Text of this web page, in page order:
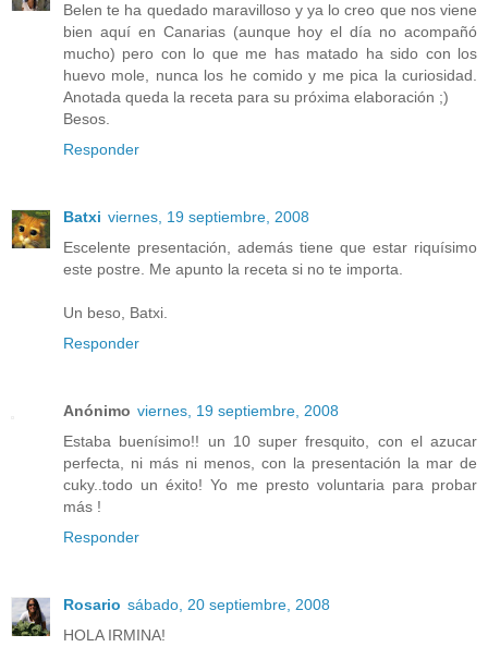
Belen te ha quedado maravilloso y ya lo creo que nos viene
bien aquí en Canarias (aunque hoy el día no acompañó
mucho) pero con lo que me has matado ha sido con los
huevo mole, nunca los he comido y me pica la curiosidad.
Anotada queda la receta para su próxima elaboración ;)
Besos.
Responder
Batxi viernes, 19 septiembre, 2008
Escelente presentación, además tiene que estar riquísimo
este postre. Me apunto la receta si no te importa.
Un beso, Batxi.
Responder
Anónimo viernes, 19 septiembre, 2008
Estaba buenísimo!! un 10 super fresquito, con el azucar
perfecta, ni más ni menos, con la presentación la mar de
cuky..todo un éxito! Yo me presto voluntaria para probar
más !
Responder
Rosario sábado, 20 septiembre, 2008
HOLA IRMINA!